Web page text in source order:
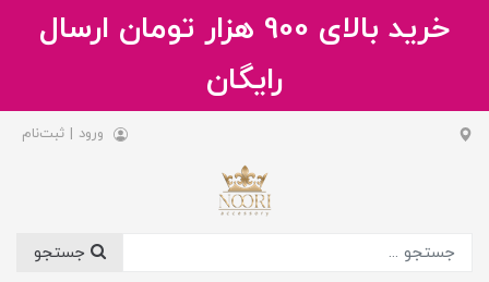
خرید بالای 900 هزار تومان ارسال
رایگان
ورود | ثبت‌نام